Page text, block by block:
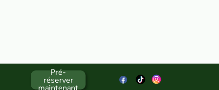
Pré-
réserver
maintenant